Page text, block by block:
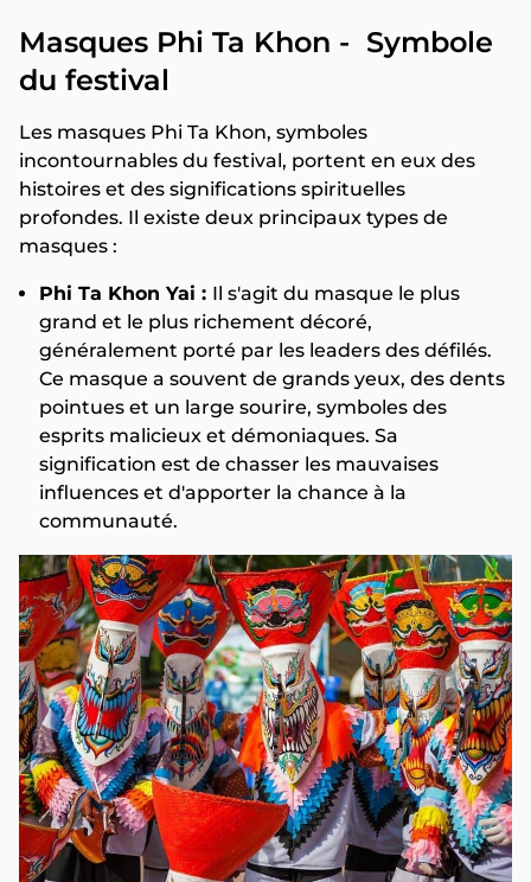
Masques Phi Ta Khon - Symbole
du festival
Les masques Phi Ta Khon, symboles
incontournables du festival, portent en eux des
histoires et des significations spirituelles
profondes. Il existe deux principaux types de
masques :
Phi Ta Khon Yai : Il s'agit du masque le plus
grand et le plus richement décoré,
généralement porté par les leaders des défilés.
Ce masque a souvent de grands yeux, des dents
pointues et un large sourire, symboles des
esprits malicieux et démoniaques. Sa
signification est de chasser les mauvaises
influences et d'apporter la chance à la
communauté.